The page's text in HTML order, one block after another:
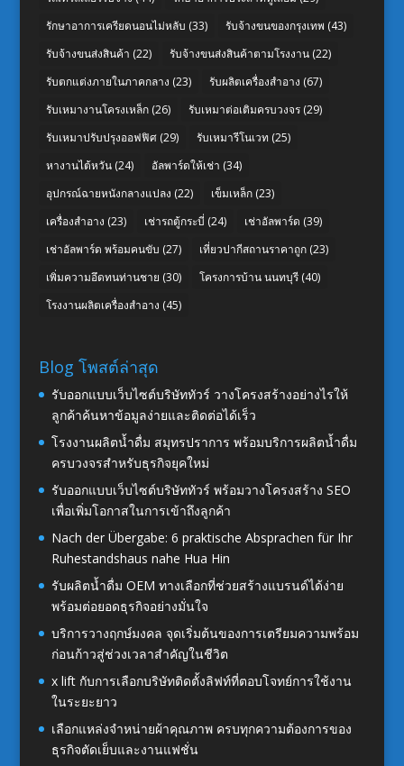
รักษาอาการเครียดนอนไม่หลับ (33) รับจ้างขนของกรุงเทพ (43)
รับจ้างขนส่งสินค้า (22) รับจ้างขนส่งสินค้าตามโรงงาน(22)
รับตกแต่งภายในภาคกลาง (23) รับผลิตเครื่องสำอาง (67)
รับเหมางานโครงเหล็ก(26) รับเหมาต่อเติมครบวงจร(29)
รับเหมาปรับปรุงออฟฟิศ(29) รับเหมารีโนเวท (25)
หางานไต้หวัน(24) อัลพาร์ดให้เช่า (34)
อุปกรณ์ฉายหนังกลางแปลง (22) เข็มเหล็ก(23)
เครื่องสำอาง (23) เช่ารถตู้กระบี่ (24) เช่าอัลพาร์ด (39)
เช่าอัลพาร์ด พร้อมคนขับ (27) เที่ยวปากีสถานราคาถูก(23)
เพิ่มความอึดทนท่านชาย (30) โครงการบ้าน นนทบุรี(40)
โรงงานผลิตเครื่องสำอาง (45)
Blog โพสต์ล่าสุด
รับออกแบบเว็บไซต์บริษัททัวร์ วางโครงสร้างอย่างไรให้
ลูกค้าค้นหาข้อมูลง่ายและติดต่อได้เร็ว
โรงงานผลิตน้ำดื่ม สมุทรปราการ พร้อมบริการผลิตน้ำดื่ม
ครบวงจรสำหรับธุรกิจยุคใหม่
รับออกแบบเว็บไซต์บริษัททัวร์ พร้อมวางโครงสร้าง SEO
เพื่อเพิ่มโอกาสในการเข้าถึงลูกค้า
Nach der Übergabe: 6 praktische Absprachen für Ihr
Ruhestandshaus nahe Hua Hin
รับผลิตน้ำดื่ม OEM ทางเลือกที่ช่วยสร้างแบรนด์ได้ง่าย
พร้อมต่อยอดธุรกิจอย่างมั่นใจ
บริการวางฤกษ์มงคล จุดเริ่มต้นของการเตรียมความพร้อม
ก่อนก้าวสู่ช่วงเวลาสำคัญในชีวิต
x lift กับการเลือกบริษัทติดตั้งลิฟท์ที่ตอบโจทย์การใช้งาน
ในระยะยาว
เลือกแหล่งจำหน่ายผ้าคุณภาพ ครบทุกความต้องการของ
ธุรกิจตัดเย็บและงานแฟชั่น